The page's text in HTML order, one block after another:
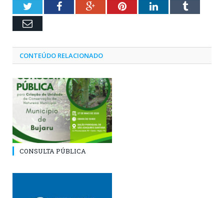
TwitterFacebookGoogle+PinterestLinkedInTumblr
Email
CONTEÚDO RELACIONADO
CONSULTA PÚBLICA